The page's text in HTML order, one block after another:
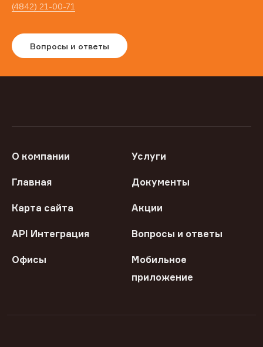
(4842) 21-00-71
Вопросы и ответы
О компании Услуги
Главная Документы
Карта сайта Акции
API Интеграция Вопросы и ответы
Офисы
Мобильное
приложение